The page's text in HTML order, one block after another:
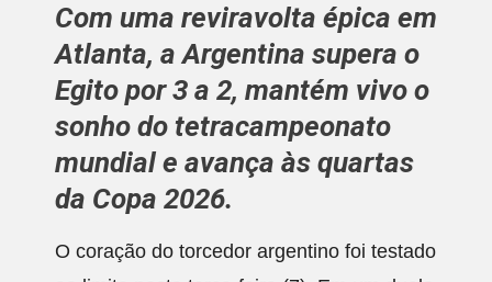
Com uma reviravolta épica em
Atlanta, a Argentina supera o
Egito por 3 a 2, mantém vivo o
sonho do tetracampeonato
mundial e avança às quartas
da Copa 2026.
O coração do torcedor argentino foi testado